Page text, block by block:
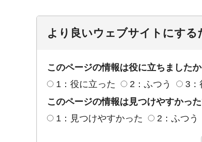
より良いウェブサイトにす
このページの情報は役に立ちましたか
1：役に立った
2：ふつう
3：
このページの情報は見つけやすかっ
1：見つけやすかった
2：ふつう